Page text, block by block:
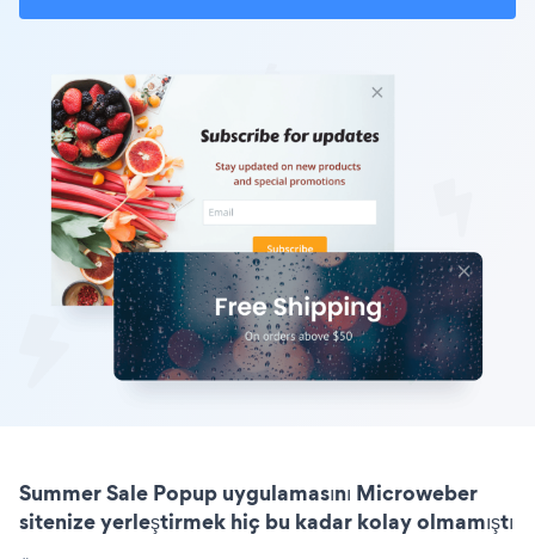
Summer Sale Popup uygulamasını Microweber
sitenize yerleştirmek hiç bu kadar kolay olmamıştı